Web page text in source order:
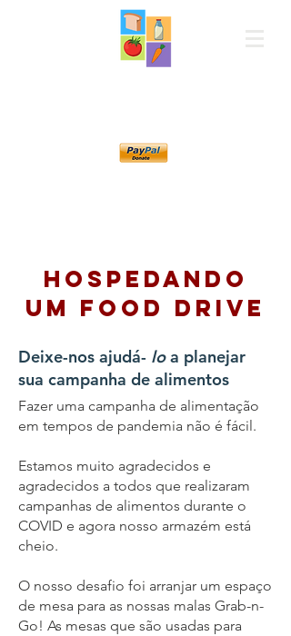
Hospedando
um Food Drive
Deixe-nos ajudá- loa planejar
sua campanha de alimentos
Fazer uma campanha de alimentação
em tempos de pandemia não é fácil.
Estamos muito agradecidos e
agradecidos a todos que realizaram
campanhas de alimentos durante o
COVID e agora nosso armazém está
cheio.
O nosso desafio foi arranjar um espaço
de mesa para as nossas malas Grab-n-
Go! As mesas que são usadas para